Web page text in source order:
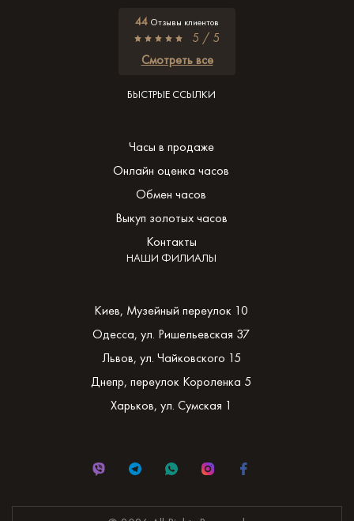
44 Отзывы клиентов
5 / 5
Смотреть все
БЫСТРЫЕ ССЫЛКИ
Часы в продаже
Онлайн оценка часов
Обмен часов
Выкуп золотых часов
Контакты
НАШИ ФИЛИАЛЫ
Киев, Музейный переулок 10
Одесса, ул. Ришельевская 37
Львов, ул. Чайковского 15
Днепр, переулок Короленка 5
Харьков, ул. Сумская 1